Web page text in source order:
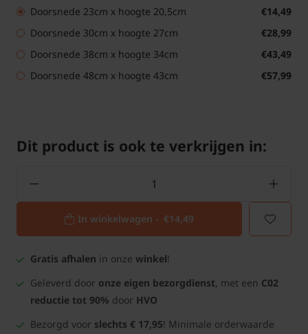
Doorsnede 23cm x hoogte 20,5cm
€14,49
Doorsnede 30cm x hoogte 27cm
€28,99
Doorsnede 38cm x hoogte 34cm
€43,49
Doorsnede 48cm x hoogte 43cm
€57,99
Dit product is ook te verkrijgen in:
In winkelwagen - €14,49
Gratis afhalen in onze winkel!
Geleverd door onze eigen bezorgdienst, met een C02
reductie tot 90% door HVO
Bezorgd voor slechts € 17,95! Minimale orderwaarde